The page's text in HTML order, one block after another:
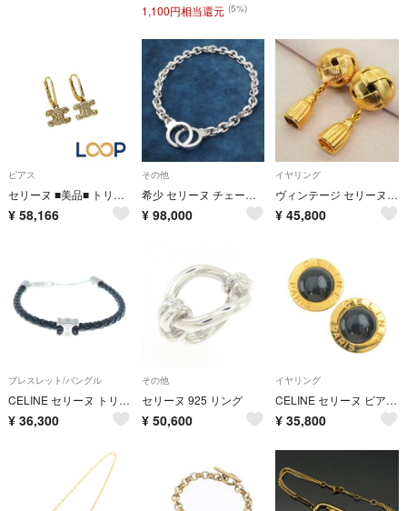
1,100円相当還元 (5%)
ピアス
セリーヌ ■美品■ トリオンフ ピアス アクセサリー GP ラインストーン ゴールド 【715839】8
¥ 58,166
その他
希少 セリーヌ チェーントリオンフ ハンドカフ ネックレス/25-2686
¥ 98,000
イヤリング
ヴィンテージ セリーヌ タッセルモチーフ イヤリング ゴールド/25-2702
¥ 45,800
ブレスレット/バングル
CELINE セリーヌ トリオンフ レザー ビーチブレスレット バングル シルバー/ブラック
¥ 36,300
その他
セリーヌ 925 リング
¥ 50,600
イヤリング
CELINE セリーヌ ピアス・イヤリング ゴールド 【古着】【中古】【送料無料】
¥ 35,800